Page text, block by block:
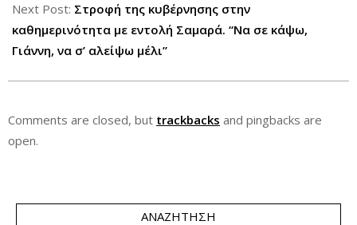
12
Next Post: Στροφή της κυβέρνησης στην
καθημερινότητα με εντολή Σαμαρά. “Να σε κάψω,
Γιάννη, να σ’ αλείψω μέλι”
Comments are closed, but trackbacks and pingbacks are
open.
ΑΝΑΖΉΤΗΣΗ